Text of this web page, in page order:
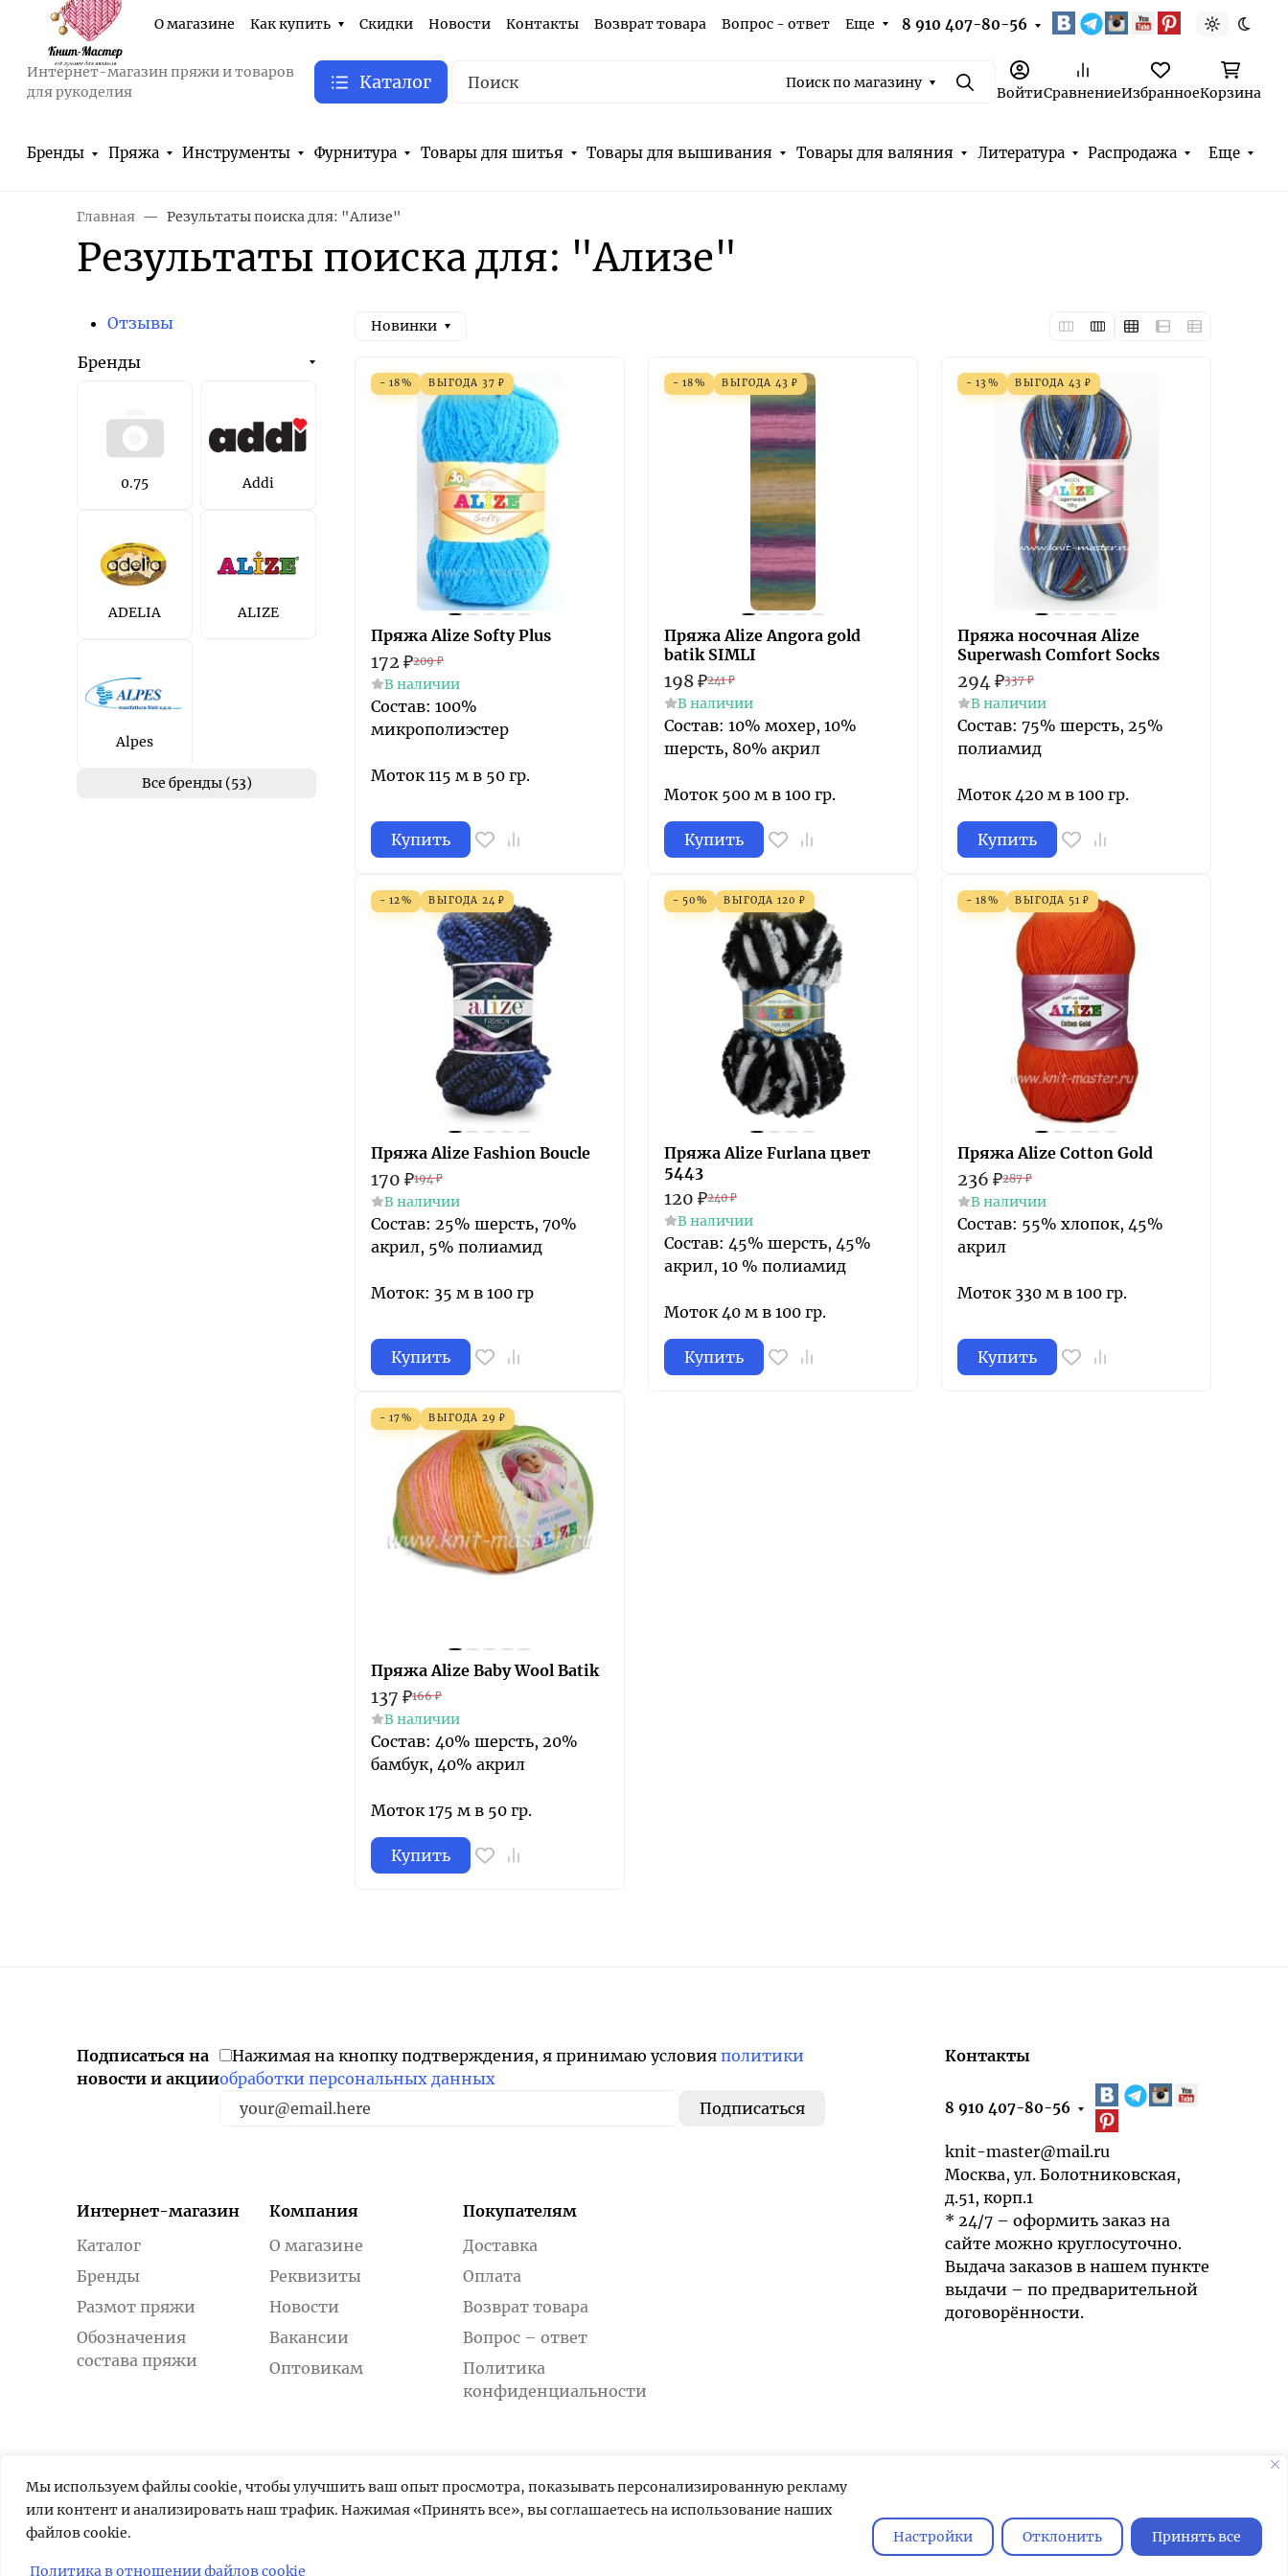
Мы используем файлы cookie, чтобы улучшить ваш опыт просмотра, показывать персонализированную рекламу
или контент и анализировать наш трафик. Нажимая «Принять все», вы соглашаетесь на использование наших
файлов cookie.
Политика в отношении файлов cookie
Настройки Отклонить Принять все
О магазине Как купить Скидки Новости Контакты Возврат товара Вопрос - ответ Еще 8 910 407-80-56 Светлая
Интернет-магазин пряжи и товаров
для рукоделия
Каталог Поиск по магазину ПоискВойтиСравнениеИзбранноеКорзина
Бренды Пряжа Инструменты Фурнитура Товары для шитья Товары для вышивания Товары для валяния Литература Распродажа Еще
Главная Результаты поиска для: "Ализе"
Результаты поиска для: "Ализе"
Отзывы
Бренды
0.75 Addi
ADELIA ALIZE
Alpes
Все бренды (53)
Новинки
- 18% ВЫГОДА 37 ₽
Пряжа Alize Softy Plus
172 ₽209 ₽
В наличии
Состав: 100%
микрополиэстер
Моток 115 м в 50 гр.
Купить
- 18% ВЫГОДА 43 ₽
Пряжа Alize Angora gold
batik SIMLI
198₽241 ₽
В наличии
Состав: 10% мохер, 10%
шерсть, 80% акрил
Моток 500 м в 100 гр.
Купить
- 13% ВЫГОДА 43 ₽
Пряжа носочная Alize
Superwash Comfort Socks
294₽337 ₽
В наличии
Состав: 75% шерсть, 25%
полиамид
Моток 420 м в 100 гр.
Купить
- 12% ВЫГОДА 24 ₽
Пряжа Alize Fashion Boucle
170 ₽194 ₽
В наличии
Состав: 25% шерсть, 70%
акрил, 5% полиамид
Моток: 35 м в 100 гр
Купить
- 50% ВЫГОДА 120 ₽
Пряжа Alize Furlana цвет
5443
120 ₽240 ₽
В наличии
Состав: 45% шерсть, 45%
акрил, 10 % полиамид
Моток 40 м в 100 гр.
Купить
- 18% ВЫГОДА 51 ₽
Пряжа Alize Cotton Gold
236 ₽287 ₽
В наличии
Состав: 55% хлопок, 45%
акрил
Моток 330 м в 100 гр.
Купить
- 17% ВЫГОДА 29 ₽
Пряжа Alize Baby Wool Batik
137 ₽166 ₽
В наличии
Состав: 40% шерсть, 20%
бамбук, 40% акрил
Моток 175 м в 50 гр.
Купить
Подписаться на
новости и акции
Нажимая на кнопку подтверждения, я принимаю условия политики
обработки персональных данных
Интернет-магазин
Каталог
Бренды
Размот пряжи
Обозначения
состава пряжи
Компания
О магазине
Реквизиты
Новости
Вакансии
Оптовикам
Покупателям
Доставка
Оплата
Возврат товара
Вопрос – ответ
Политика
конфиденциальности
Контакты
8 910 407-80-56
knit-master@mail.ru
Москва, ул. Болотниковская,
д.51, корп.1
* 24/7 – оформить заказ на
сайте можно круглосуточно.
Выдача заказов в нашем пункте
выдачи – по предварительной
договорённости.
пользоваться сайтом, вы принимаете
условия обработки персональных